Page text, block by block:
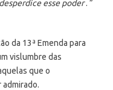
esse poder. ”
da 13ª Emenda para
vislumbre das
que o